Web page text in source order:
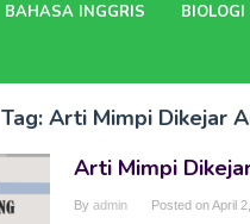
BAHASA INGGRIS BIOLOGI
Tag: Arti Mimpi Dikejar
Arti Mimpi
By admin Posted onApril